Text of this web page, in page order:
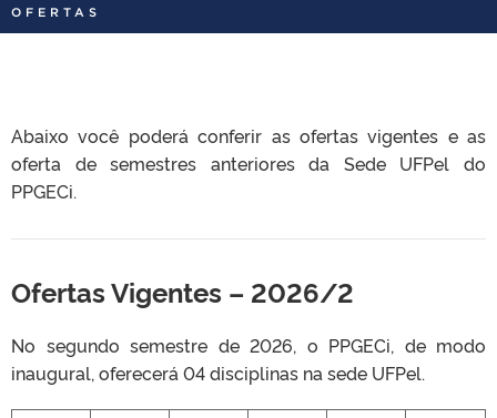
TELEFONES
OFERTAS
Abaixo você poderá conferir as ofertas vigentes e as
oferta de semestres anteriores da Sede UFPel do
PPGECi.
Ofertas Vigentes – 2026/2
No segundo semestre de 2026, o PPGECi, de modo
inaugural, oferecerá 04 disciplinas na sede UFPel.